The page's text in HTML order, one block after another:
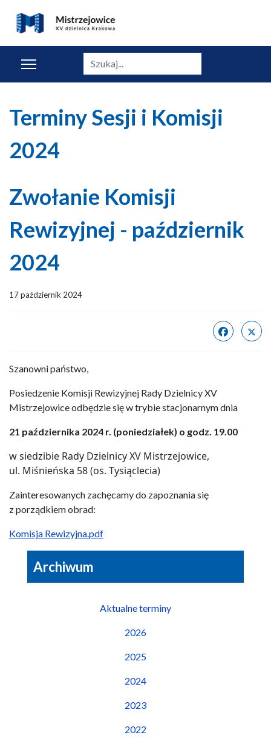
Szukaj
Terminy Sesji i Komisji
2024
Zwołanie Komisji
Rewizyjnej - październik
2024
17 październik 2024
Szanowni państwo,
Posiedzenie Komisji Rewizyjnej Rady Dzielnicy XV
Mistrzejowice odbędzie się w trybie stacjonarnym dnia
21 października 2024 r. (poniedziałek) o godz. 19.00
w siedzibie Rady Dzielnicy XV Mistrzejowice,
ul. Miśnieńska 58 (os. Tysiąclecia)
Zainteresowanych zachęcamy do zapoznania się
z porządkiem obrad:
Komisja Rewizyjna.pdf
Archiwum
Aktualne terminy
2026
2025
2024
2023
2022